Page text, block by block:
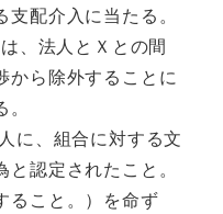
配介入に当たる。
法人とＸとの間
から除外することに
、組合に対する文
認定されたこと。
ること。）を命ず